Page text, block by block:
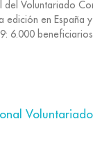
del Voluntariado
edición en España
6.000 beneficiarios